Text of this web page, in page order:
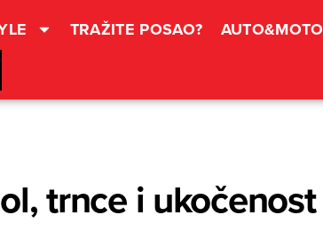
TRAŽITE POSAO?
AUTO&MOTO
trnce i ukočenost